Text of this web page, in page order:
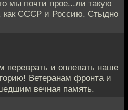
мы почти прое...ли такую
как СССР и Россию. Стыдно
переврать и оплевать наше
Ветеранам фронта и
вечная память.